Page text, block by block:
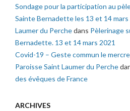
Sondage pour la participation au
Sainte Bernadette les 13 et 14 mars
Laumer du Perchedans Pèlerinage
Bernadette. 13 et 14 mars 2021
Covid-19 – Geste commun le
Paroisse Saint Laumer du Perche
des évêques de France
ARCHIVES